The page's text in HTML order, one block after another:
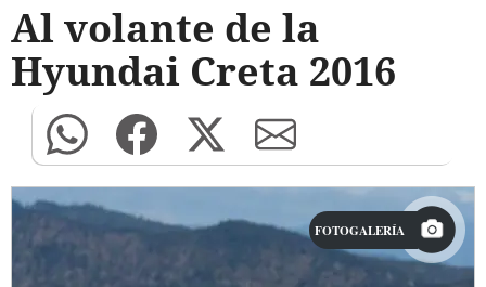
Al volante de la
Hyundai Creta 2016
FOTOGALERÍA